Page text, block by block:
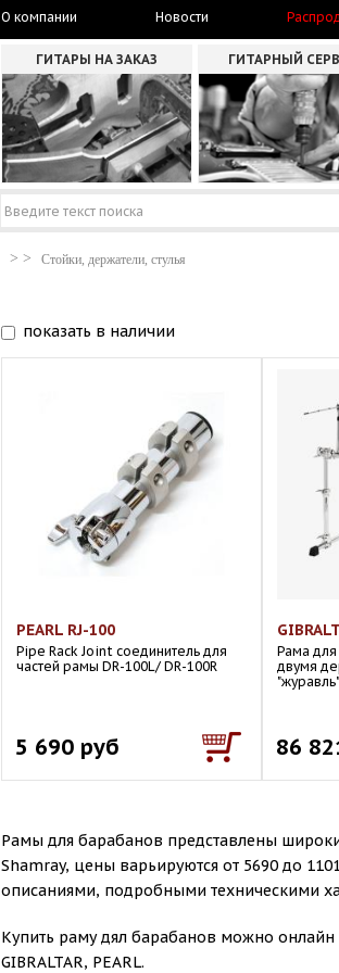
О компании Новости
ГИТАРЫ НА ЗАКАЗ ГИТАРНЫЙ
Стойки, держатели, стулья
показать в наличии
PEARL RJ-100
Pipe Rack Joint соединитель для
частей рамы DR-100L/ DR-100R
5 690 руб
Рама для
двумя
"журавль"
86
Рамы для барабанов представлены
Shamray, цены варьируются от 5690 до
описаниями, подробными техническими
Купить раму дял барабанов можно
GIBRALTAR, PEARL.